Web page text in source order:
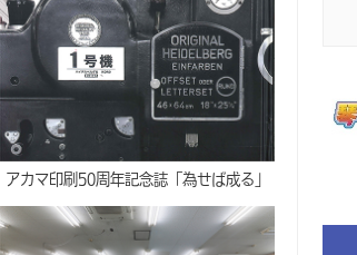
アカマ印刷50周年記念誌「為せば成る」